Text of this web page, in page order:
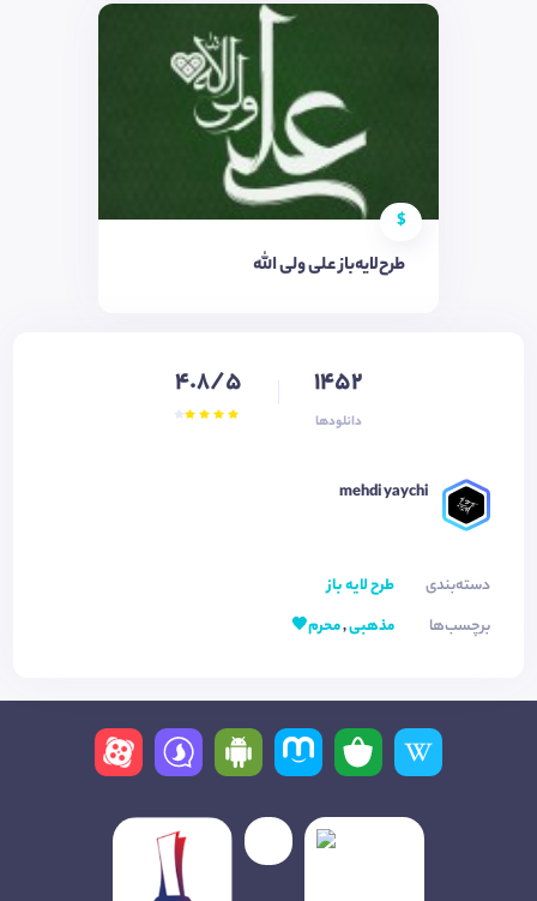
$
طرح‌لایه‌باز علی ولی الله
1452
دانلودها
4.8/5
mehdi yaychi
دسته‌بندی
طرح لایه باز
برچسب‌ها
مذهبی,محرم🖤